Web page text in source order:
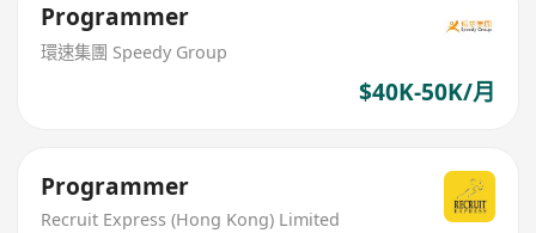
Programmer
環速集團 Speedy Group
$40K-50K/月
Programmer
Recruit Express (Hong Kong) Limited